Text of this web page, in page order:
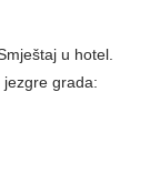
u hotel.
grada: